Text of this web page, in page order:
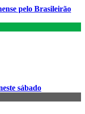
pelo Brasileirão
sábado